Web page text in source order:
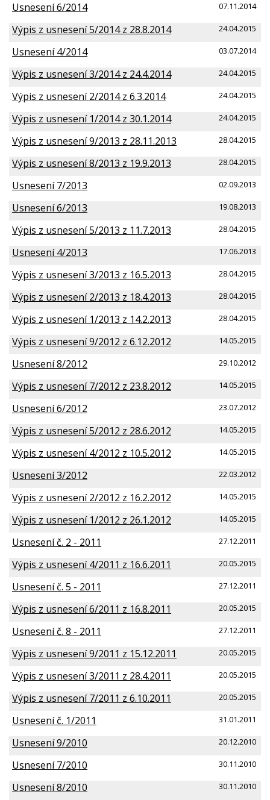
07.11.2014
Usnesení 6/2014
24.04.2015
Výpis z usnesení 5/2014 z 28.8.2014
03.07.2014
Usnesení 4/2014
24.04.2015
Výpis z usnesení 3/2014 z 24.4.2014
24.04.2015
Výpis z usnesení 2/2014 z 6.3.2014
24.04.2015
Výpis z usnesení 1/2014 z 30.1.2014
28.04.2015
Výpis z usnesení 9/2013 z 28.11.2013
28.04.2015
Výpis z usnesení 8/2013 z 19.9.2013
02.09.2013
Usnesení 7/2013
19.08.2013
Usnesení 6/2013
28.04.2015
Výpis z usnesení 5/2013 z 11.7.2013
17.06.2013
Usnesení 4/2013
28.04.2015
Výpis z usnesení 3/2013 z 16.5.2013
28.04.2015
Výpis z usnesení 2/2013 z 18.4.2013
28.04.2015
Výpis z usnesení 1/2013 z 14.2.2013
14.05.2015
Výpis z usnesení 9/2012 z 6.12.2012
29.10.2012
Usnesení 8/2012
14.05.2015
Výpis z usnesení 7/2012 z 23.8.2012
23.07.2012
Usnesení 6/2012
14.05.2015
Výpis z usnesení 5/2012 z 28.6.2012
14.05.2015
Výpis z usnesení 4/2012 z 10.5.2012
22.03.2012
Usnesení 3/2012
14.05.2015
Výpis z usnesení 2/2012 z 16.2.2012
14.05.2015
Výpis z usnesení 1/2012 z 26.1.2012
27.12.2011
Usnesení č. 2 - 2011
20.05.2015
Výpis z usnesení 4/2011 z 16.6.2011
27.12.2011
Usnesení č. 5 - 2011
20.05.2015
Výpis z usnesení 6/2011 z 16.8.2011
27.12.2011
Usnesení č. 8 - 2011
20.05.2015
Výpis z usnesení 9/2011 z 15.12.2011
20.05.2015
Výpis z usnesení 3/2011 z 28.4.2011
20.05.2015
Výpis z usnesení 7/2011 z 6.10.2011
31.01.2011
Usnesení č. 1/2011
20.12.2010
Usnesení 9/2010
30.11.2010
Usnesení 7/2010
30.11.2010
Usnesení 8/2010